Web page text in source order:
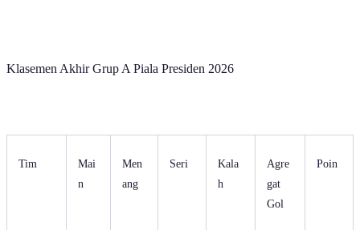
Klasemen Akhir Grup A Piala Presiden 2026
Tim
Mai
n
Men
ang
Seri
Kala
h
Agre
gat
Gol
Poin